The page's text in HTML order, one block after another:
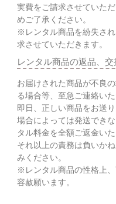
実費をご請求させていた
めご了承ください。
※レンタル商品を紛失さ
求させていただきます。
レンタル商品の返品、交
お届けされた商品が不良
る場合等、至急ご連絡い
即日、正しい商品をお送り
場合によっては発送でき
タル料金を全額ご返金いた
それ以上の責務は負いか
みください。
※レンタル商品の性格上
容赦願います。